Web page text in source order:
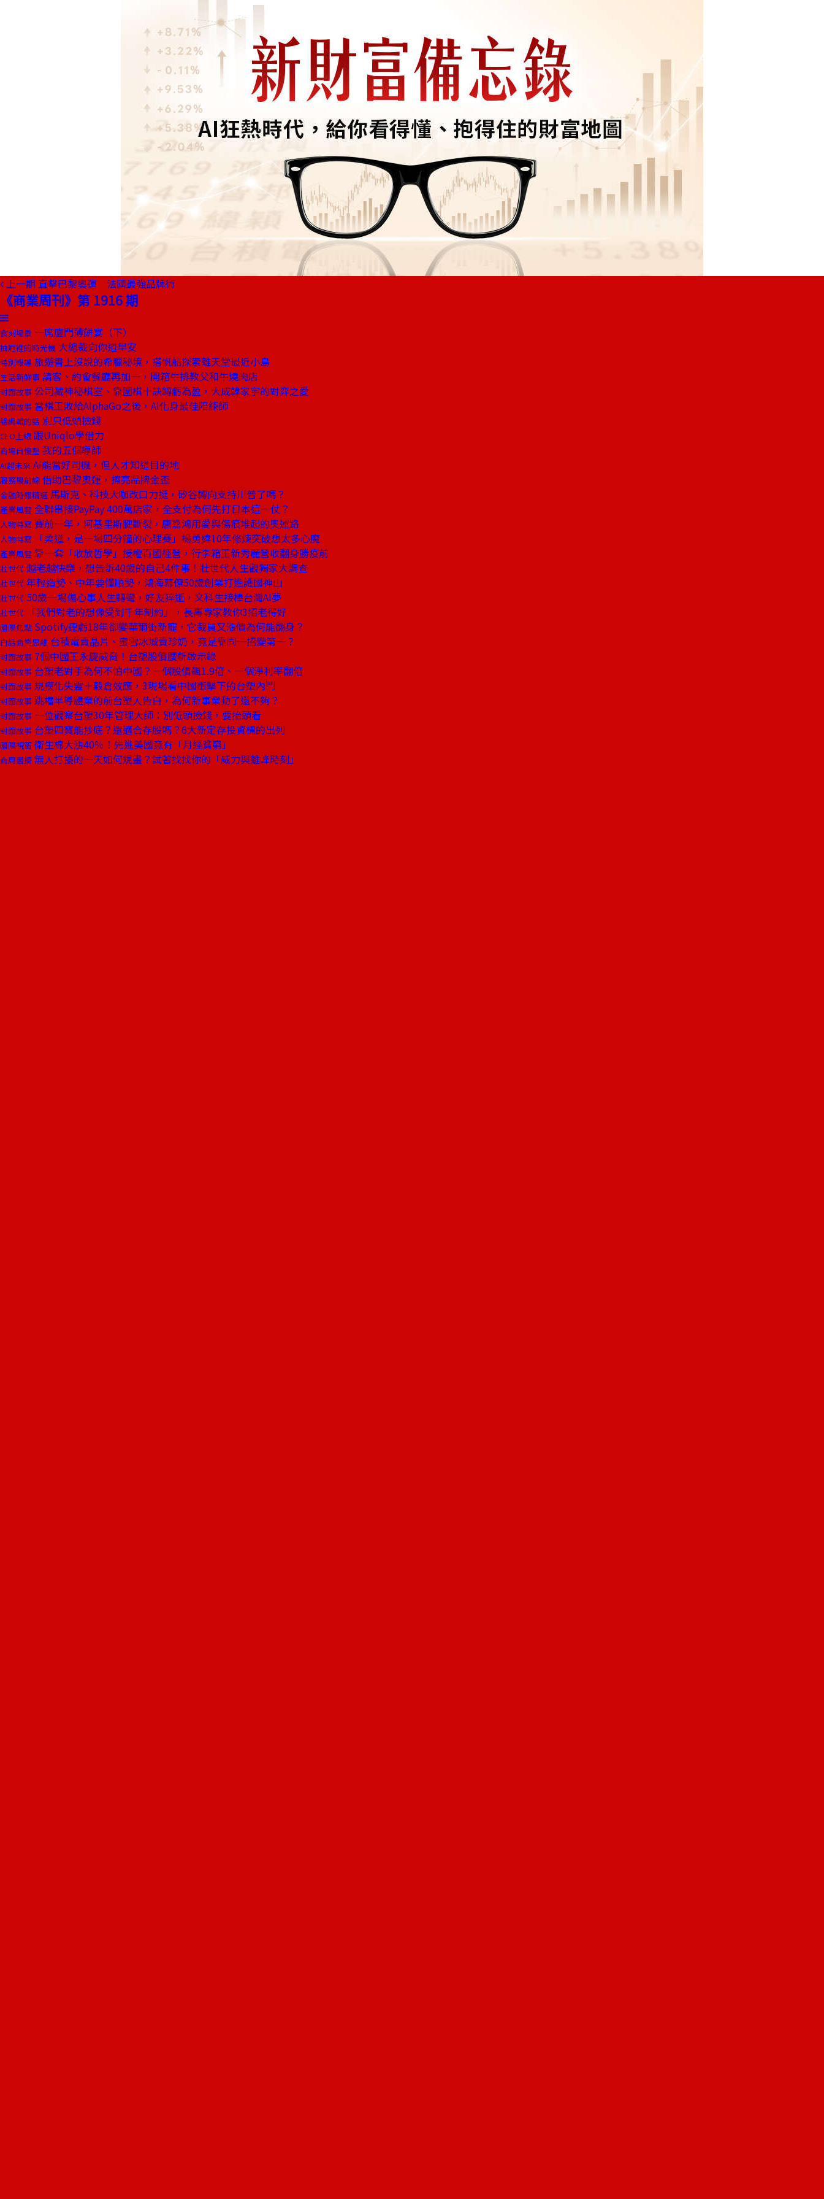
上一期 直擊巴黎奧運 法國最強品牌術
《商業周刊》第 1916 期
食刻場景 一席廈門薄餅宴（下）
抽屜裡的時光機 大總裁向你道早安
特別報導 旅遊書上沒說的希臘秘境，搭帆船探索離天堂最近小島
生活新鮮事 請客、約會餐廳再加一，開箱牛排教父和牛燒肉店
封面故事 公司藏神秘棋室、靠圍棋十訣轉虧為盈，大成韓家宇的對弈之愛
封面故事 當棋王敗給AlphaGo之後，AI化身最佳陪練師
總編輯的話 別只低頭撿錢
CEO上線 跟Uniqlo學借力
商場自慢塾 我的五個導師
AI超未來 AI能當好司機，但人才知道目的地
服務最前線 借助巴黎奧運，擦亮品牌金盃
金融時報精選 馬斯克、科技大咖改口力挺，矽谷轉向支持川普了嗎？
產業風雲 全聯串接PayPay 400萬店家，全支付為何先打日本這一仗？
人物特寫 賽前一年，阿基里斯腱斷裂，唐嘉鴻用愛與傷痕堆起的奧運路
人物特寫 「柔道，是一場四分鐘的心理賽」楊勇緯10年修煉突破想太多心魔
產業風雲 靠一套「收放哲學」授權百國經營，行李箱王新秀麗營收翻身勝疫前
壯世代 越老越快樂，想告訴40歲的自己4件事！壯世代人生觀獨家大調查
壯世代 年輕造勢、中年要懂順勢，鴻海幕僚50歲創業打進護國神山
壯世代 50歲一場傷心事人生轉彎，好友猝逝，文科生接棒台灣AI夢
壯世代 「我們對老的想像受到千年制約」，長壽專家教你3招老得好
國際焦點 Spotify連虧18年卻變華爾街新寵，它裁員又漲價為何能翻身？
白話商業思維 台積電賣晶片、蜜雪冰城賣珍奶，竟是靠同一招變第一？
封面故事 7個中國王永慶威脅！台塑股價腰斬啟示錄
封面故事 台塑老對手為何不怕中國？一個股價飆1.9倍、一個淨利率翻倍
封面故事 規模化失靈＋穀倉效應，3現場看中國衝擊下的台塑內鬥
封面故事 跳槽半導體業的前台塑人告白，為何新事業動了還不夠？
封面故事 一位觀察台塑30年管理大師：別低頭撿錢，要抬頭看
封面故事 台塑四寶能抄底？還適合存股嗎？6大新定存投資標的出列
國際視窗 衛生棉大漲40％！先進美國竟有「月經貧窮」
商周書摘 無人打擾的一天如何規畫？試著找找你的「威力與離峰時刻」